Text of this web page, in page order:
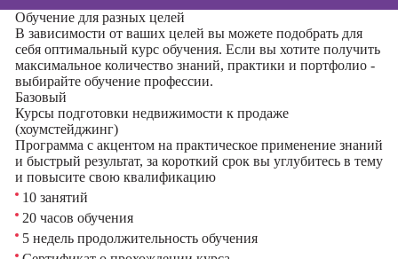
Обучение для разных целей
В зависимости от ваших целей вы можете подобрать для
себя оптимальный курс обучения. Если вы хотите получить
максимальное количество знаний, практики и портфолио -
выбирайте обучение профессии.
Базовый
Курсы подготовки недвижимости к продаже
(хоумстейджинг)
Программа с акцентом на практическое применение знаний
и быстрый результат, за короткий срок вы углубитесь в тему
и повысите свою квалификацию
10 занятий
20 часов обучения
5 недель продолжительность обучения